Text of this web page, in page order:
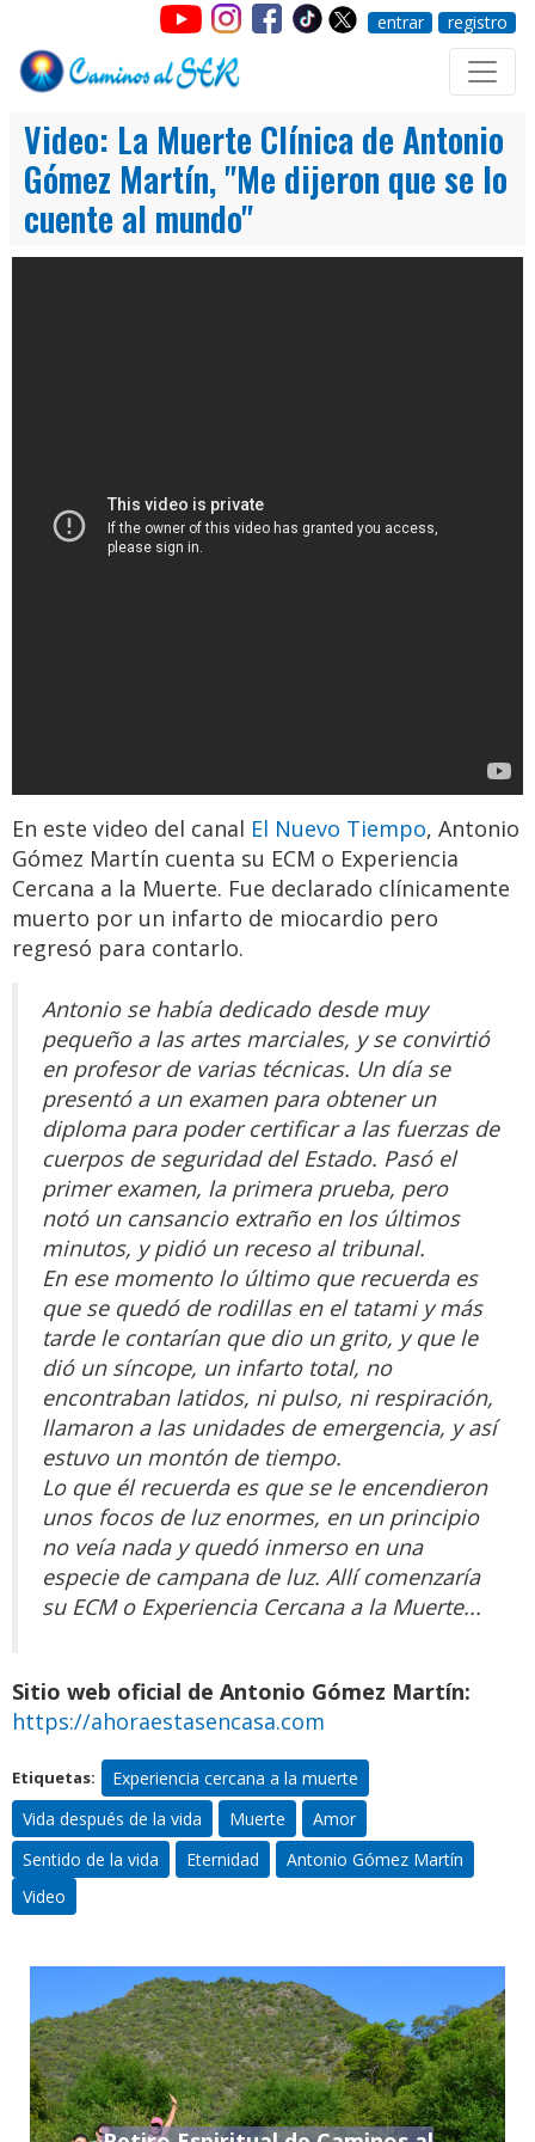
entrar registro
Video: La Muerte Clínica de Antonio
Gómez Martín, "Me dijeron que se lo
cuente al mundo"
En este video del canal El Nuevo Tiempo, Antonio
Gómez Martín cuenta su ECM o Experiencia
Cercana a la Muerte. Fue declarado clínicamente
muerto por un infarto de miocardio pero
regresó para contarlo.
Antonio se había dedicado desde muy
pequeño a las artes marciales, y se convirtió
en profesor de varias técnicas. Un día se
presentó a un examen para obtener un
diploma para poder certificar a las fuerzas de
cuerpos de seguridad del Estado. Pasó el
primer examen, la primera prueba, pero
notó un cansancio extraño en los últimos
minutos, y pidió un receso al tribunal.
En ese momento lo último que recuerda es
que se quedó de rodillas en el tatami y más
tarde le contarían que dio un grito, y que le
dió un síncope, un infarto total, no
encontraban latidos, ni pulso, ni respiración,
llamaron a las unidades de emergencia, y así
estuvo un montón de tiempo.
Lo que él recuerda es que se le encendieron
unos focos de luz enormes, en un principio
no veía nada y quedó inmerso en una
especie de campana de luz. Allí comenzaría
su ECM o Experiencia Cercana a la Muerte...
Sitio web oficial de Antonio Gómez Martín:
https://ahoraestasencasa.com
Etiquetas:
Experiencia cercana a la muerte
Vida después de la vida
Muerte
Amor
Sentido de la vida
Eternidad
Antonio Gómez Martín
Video